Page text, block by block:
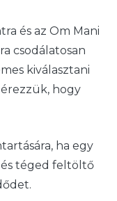
és az Om Mani
csodálatosan
kiválasztani
hogy
ha egy
téged feltöltő